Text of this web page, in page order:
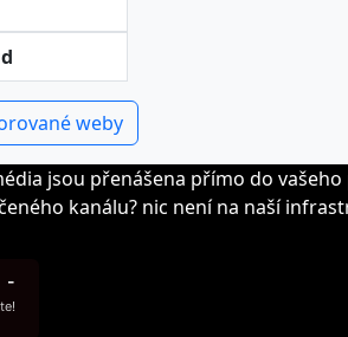
weby
jsou přenášena přímo do
kanálu? nic není na naší
-